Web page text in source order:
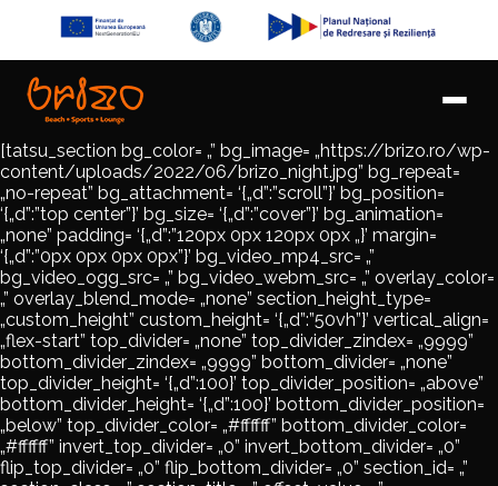
[tatsu_section bg_color= „” bg_image= „https://brizo.ro/wp-
content/uploads/2022/06/brizo_night.jpg” bg_repeat=
„no-repeat” bg_attachment= ‘{„d”:”scroll”}’ bg_position=
‘{„d”:”top center”}’ bg_size= ‘{„d”:”cover”}’ bg_animation=
„none” padding= ‘{„d”:”120px 0px 120px 0px „}’ margin=
‘{„d”:”0px 0px 0px 0px”}’ bg_video_mp4_src= „”
bg_video_ogg_src= „” bg_video_webm_src= „” overlay_color=
„” overlay_blend_mode= „none” section_height_type=
„custom_height” custom_height= ‘{„d”:”50vh”}’ vertical_align=
„flex-start” top_divider= „none” top_divider_zindex= „9999”
bottom_divider_zindex= „9999” bottom_divider= „none”
top_divider_height= ‘{„d”:100}’ top_divider_position= „above”
bottom_divider_height= ‘{„d”:100}’ bottom_divider_position=
„below” top_divider_color= „#ffffff” bottom_divider_color=
„#ffffff” invert_top_divider= „0” invert_bottom_divider= „0”
flip_top_divider= „0” flip_bottom_divider= „0” section_id= „”